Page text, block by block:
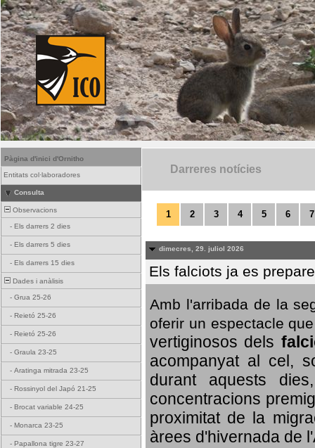
Pàgina d'inici d'Ornitho
Entitats col·laboradores
Consulta
Observacions
- Els darrers 2 dies
- Els darrers 5 dies
- Els darrers 15 dies
Dades i anàlisis
- Grua 25-26
- Reietó 25-26
- Reietó 25-26
- Graula 23-25
- Aratinga mitrada 23-25
- Rossinyol del Japó 21-25
- Brocat variable 24-25
- Monarca 23-25
- Papallona tigre 23-27
Darreres notícies
1 2 3 4 5 6 7
dimecres, 29. juliol 2026
Els falciots ja es
Amb l'arribada de la
oferir un espectacle
vertiginosos dels
acompanyat al cel,
durant aquests
concentracions
proximitat de la
àrees d'hivernada de